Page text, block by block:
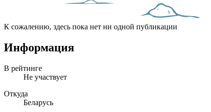
К сожалению, здесь пока нет ни одной публикации
Информация
В рейтинге
Не участвует
Откуда
Беларусь